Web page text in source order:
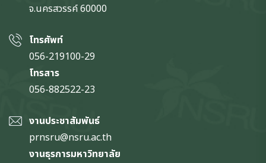
จ.นครสวรรค์60000
โทรศัพท์
056-219100-29
โทรสาร
056-882522-23
งานประชาสัมพันธ์
prnsru@nsru.ac.th
งานธุรการมหาวิทยาลัย